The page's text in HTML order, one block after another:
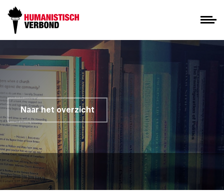
Naar het overzicht